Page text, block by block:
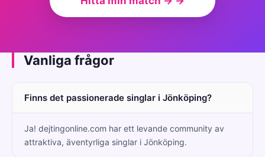
Vanliga frågor
Finns det passionerade singlar i Jönköping?
Ja! dejtingonline.com har ett levande community av
attraktiva, äventyrliga singlar i Jönköping.